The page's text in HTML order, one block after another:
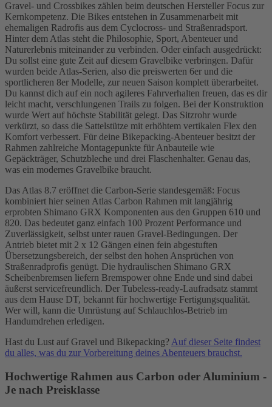
Gravel- und Crossbikes zählen beim deutschen Hersteller Focus zur
Kernkompetenz. Die Bikes entstehen in Zusammenarbeit mit
ehemaligen Radrofis aus dem Cyclocross- und Straßenradsport.
Hinter dem Atlas steht die Philosophie, Sport, Abenteuer und
Naturerlebnis miteinander zu verbinden. Oder einfach ausgedrückt:
Du sollst eine gute Zeit auf diesem Gravelbike verbringen. Dafür
wurden beide Atlas-Serien, also die preiswerten 6er und die
sportlicheren 8er Modelle, zur neuen Saison komplett überarbeitet.
Du kannst dich auf ein noch agileres Fahrverhalten freuen, das es dir
leicht macht, verschlungenen Trails zu folgen. Bei der Konstruktion
wurde Wert auf höchste Stabilität gelegt. Das Sitzrohr wurde
verkürzt, so dass die Sattelstütze mit erhöhtem vertikalen Flex den
Komfort verbessert. Für deine Bikepacking-Abenteuer besitzt der
Rahmen zahlreiche Montagepunkte für Anbauteile wie
Gepäckträger, Schutzbleche und drei Flaschenhalter. Genau das,
was ein modernes Gravelbike braucht.
Das Atlas 8.7 eröffnet die Carbon-Serie standesgemäß: Focus
kombiniert hier seinen Atlas Carbon Rahmen mit langjährig
erprobten Shimano GRX Komponenten aus den Gruppen 610 und
820. Das bedeutet ganz einfach 100 Prozent Performance und
Zuverlässigkeit, selbst unter rauen Gravel-Bedingungen. Der
Antrieb bietet mit 2 x 12 Gängen einen fein abgestuften
Übersetzungsbereich, der selbst den hohen Ansprüchen von
Straßenradprofis genügt. Die hydraulischen Shimano GRX
Scheibenbremsen liefern Bremspower ohne Ende und sind dabei
äußerst servicefreundlich. Der Tubeless-ready-Laufradsatz stammt
aus dem Hause DT, bekannt für hochwertige Fertigungsqualität.
Wer will, kann die Umrüstung auf Schlauchlos-Betrieb im
Handumdrehen erledigen.
Hast du Lust auf Gravel und Bikepacking? Auf dieser Seite findest
du alles, was du zur Vorbereitung deines Abenteuers brauchst.
Hochwertige Rahmen aus Carbon oder Aluminium -
Je nach Preisklasse